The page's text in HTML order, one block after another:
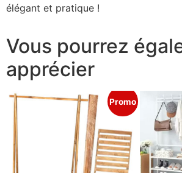
élégant et pratique !
Vous pourrez
apprécier
Promo